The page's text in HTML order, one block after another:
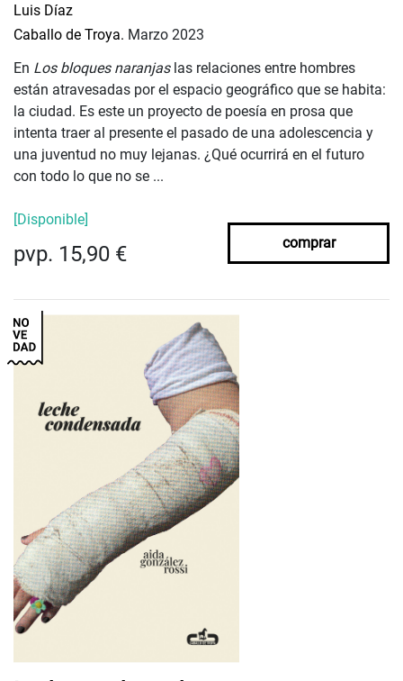
Luis Díaz
Caballo de Troya. Marzo 2023
En Los bloques naranjaslas relaciones entre hombres
están atravesadas por el espacio geográfico que se habita:
la ciudad. Es este un proyecto de poesía en prosa que
intenta traer al presente el pasado de una adolescencia y
una juventud no muy lejanas. ¿Qué ocurrirá en el futuro
con todo lo que no se ...
[Disponible]
pvp. 15,90 € comprar